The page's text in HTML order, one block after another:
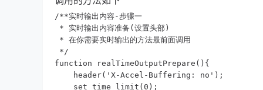
/**实时输出内容-步骤一
* 实时输出内容准备(设置头部)
* 在你需要实时输出的方法最前面调用
*/
function realTimeOutputPrepare(){
    header('X-Accel-Buffering: no');
    set_time_limit(0);